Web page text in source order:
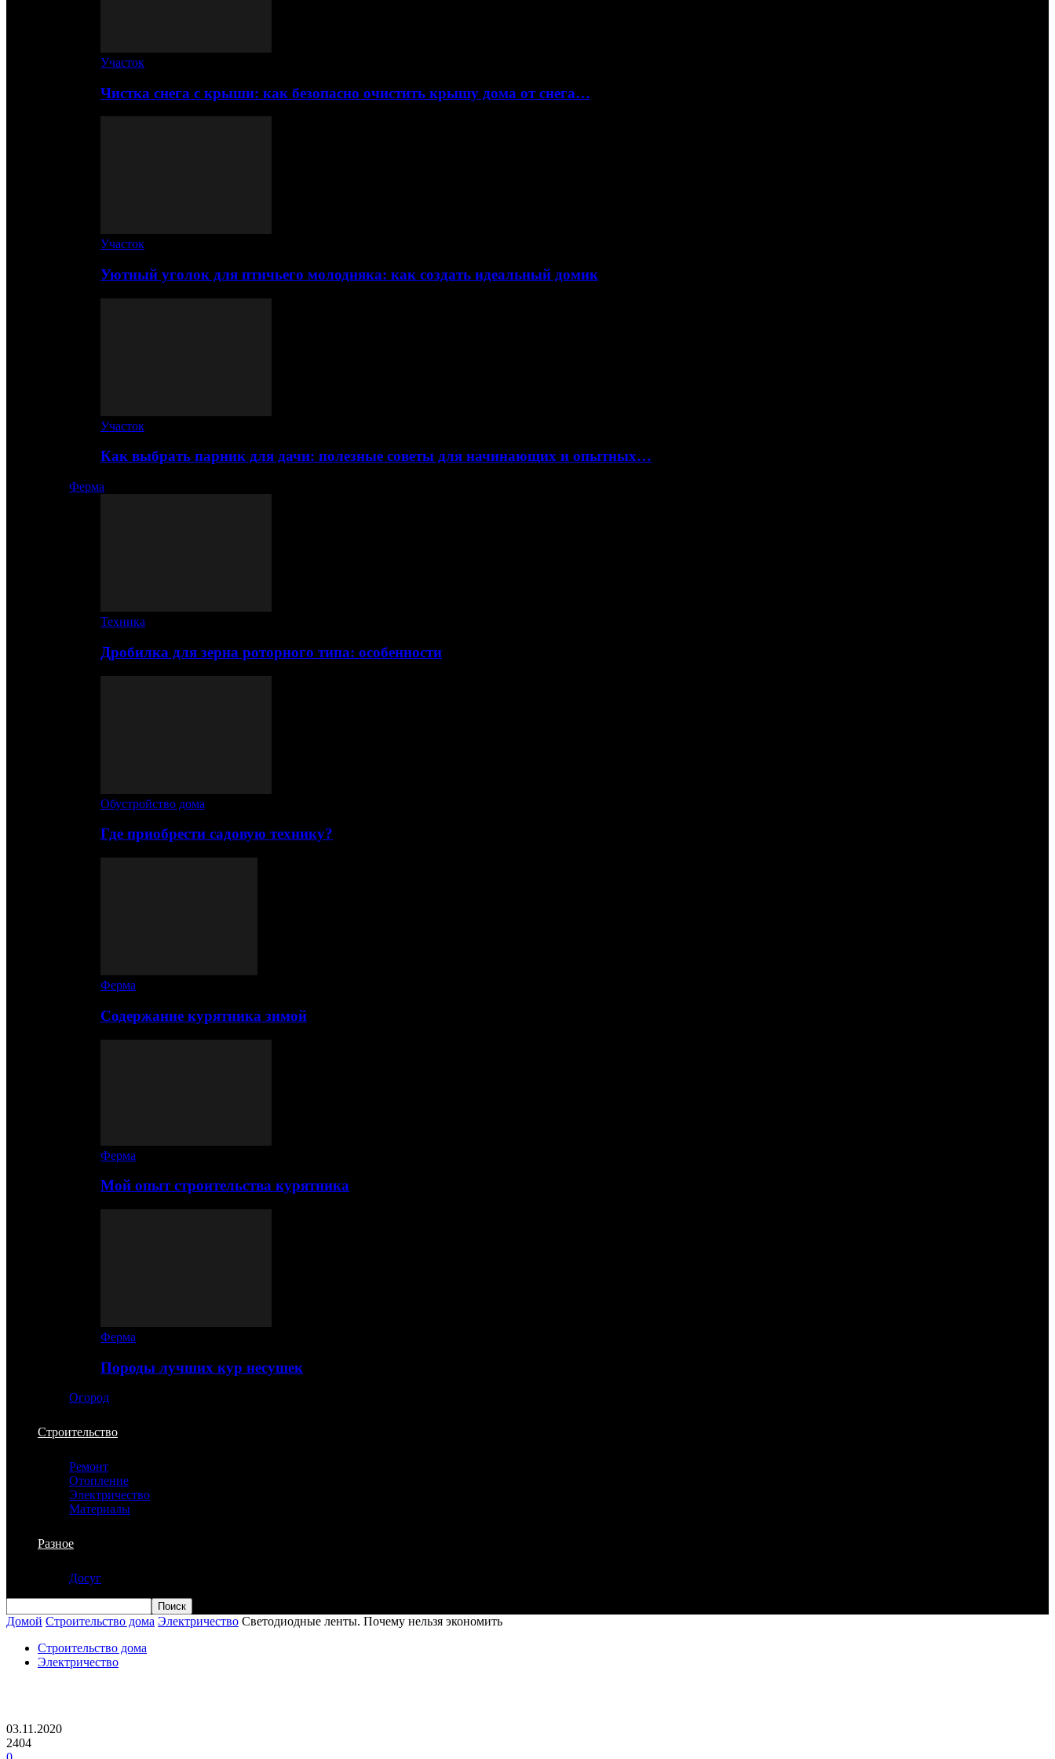
Участок
Чистка снега с крыши: как безопасно очистить крышу дома от снега…
Участок
Уютный уголок для птичьего молодняка: как создать идеальный домик
Участок
Как выбрать парник для дачи: полезные советы для начинающих и опытных…
Ферма
Техника
Дробилка для зерна роторного типа: особенности
Обустройство дома
Где приобрести садовую технику?
Ферма
Содержание курятника зимой
Ферма
Мой опыт строительства курятника
Ферма
Породы лучших кур несушек
Огород
Строительство
Ремонт
Отопление
Электричество
Материалы
Разное
Досуг
Домой Строительство дома Электричество Светодиодные ленты. Почему нельзя экономить
Строительство дома
Электричество
03.11.2020
2404